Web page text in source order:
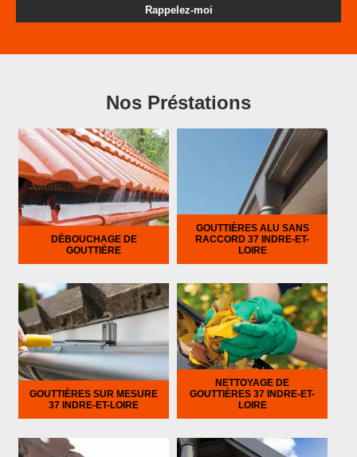
Nos Préstations
DÉBOUCHAGE DE
GOUTTIÈRE
GOUTTIÈRES ALU SANS
RACCORD 37 INDRE-ET-
LOIRE
GOUTTIÈRES SUR MESURE
37 INDRE-ET-LOIRE
NETTOYAGE DE
GOUTTIÈRES 37 INDRE-ET-
LOIRE